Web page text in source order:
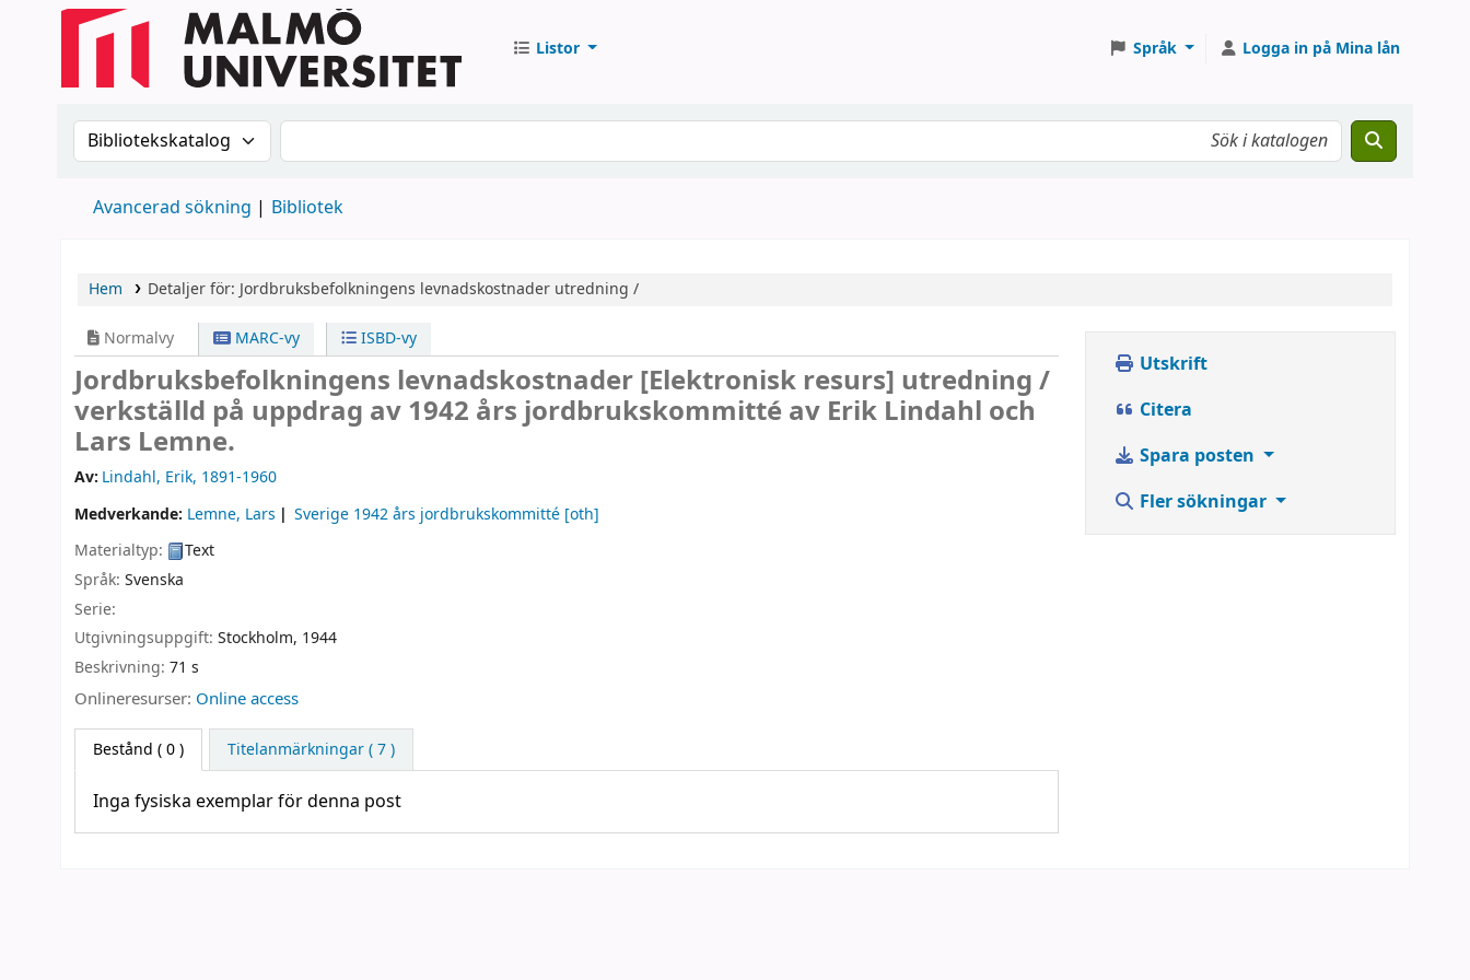
Listor Språk Logga in på Mina lån
Sök i katalogen efter:Sök i katalogen
Avancerad sökning Bibliotek
Hem Detaljer för: Jordbruksbefolkningens levnadskostnader utredning /
Normalvy MARC-vy ISBD-vy
Jordbruksbefolkningens levnadskostnader[Elektronisk resurs] utredning /
verkställd på uppdrag av 1942 års jordbrukskommitté av Erik Lindahl och
Lars Lemne.
Av: Lindahl, Erik, 1891-1960
Medverkande: Lemne, Lars Sverige 1942 års jordbrukskommitté [oth]
Materialtyp:
Text
Språk: Svenska
Serie:
Utgivningsuppgift: Stockholm, 1944
Beskrivning: 71 s
Onlineresurser: Online access
Bestånd ( 0 ) Titelanmärkningar ( 7 )
Inga fysiska exemplar för denna post
Utskrift
Citera
Spara posten
Fler sökningar